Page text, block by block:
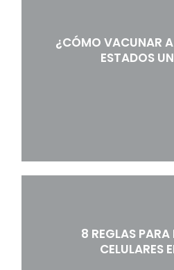
¿CÓMO VACUNAR A
ESTADOS
8 REGLAS PARA
CELULARES